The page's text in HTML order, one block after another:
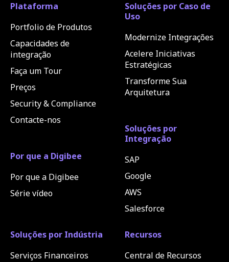
Plataforma
Portfolio de Produtos
Capacidades de
integração
Faça um Tour
Preços
Security & Compliance
Contacte-nos
Por que a Digibee
Por que a Digibee
Série vídeo
Soluções por Caso de
Uso
Modernize Integrações
Acelere Iniciativas
Estratégicas
Transforme Sua
Arquitetura
Soluções por
Integração
SAP
Google
AWS
Salesforce
Soluções por Indústria
Serviços Financeiros
Recursos
Central de Recursos